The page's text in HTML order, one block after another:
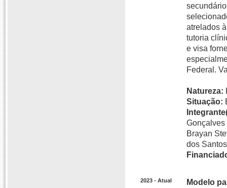
atrelados
tutoria
e visa
Federal.
Natureza:
Situação:
Gonçalves
Brayan
dos
2023 - Atual
Modelo